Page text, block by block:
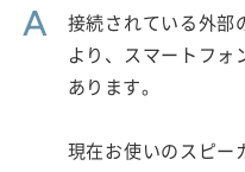
A
接続されている外部
より、スマートフォ
あります。
現在お使いのスピー